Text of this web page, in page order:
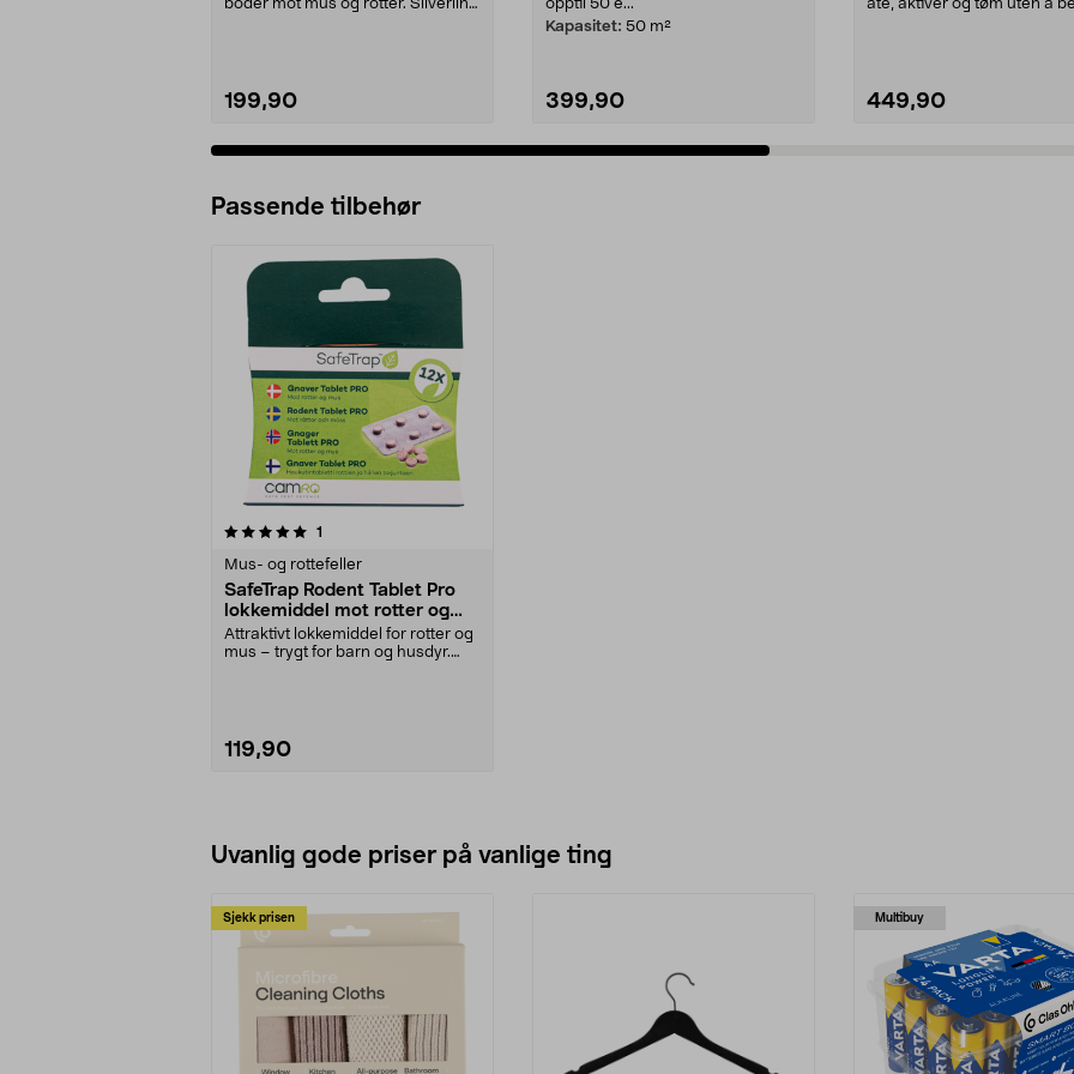
boder mot mus og rotter. Silverline
199,90
opptil 50 e...
Kapasitet: 50 m²
399,90
åte, aktiver og tøm uten å
449,90
Passende tilbehør
1
Mus- og rottefeller
SafeTrap Rodent Tablet Pro
lokkemiddel mot rotter og
mus
Attraktivt lokkemiddel for rotter og
mus – trygt for barn og husdyr.
119,90
Uvanlig gode priser på vanlige ting
Sjekk prisen Multibuy